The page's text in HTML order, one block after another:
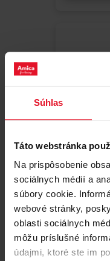
Súhlas
Táto webstránka
Na prispôsobenie
sociálnych médií a
súbory cookie.
webové stránky,
oblasti sociálnych
môžu príslušné
údajmi, ktoré ste im
VYSÁVAČ UP-
VMB
Odpadový
Typ